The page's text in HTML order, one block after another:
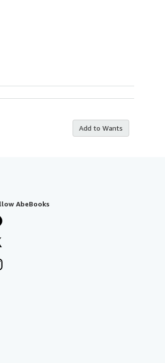
Add to Wants
AbeBooks